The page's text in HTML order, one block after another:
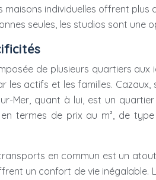
individuelles offrent plus
seules, les studios sont une
de plusieurs quartiers
actifs et les familles.
Mer, quant à lui, est un
termes de prix au m², de
en commun est un
un confort de vie